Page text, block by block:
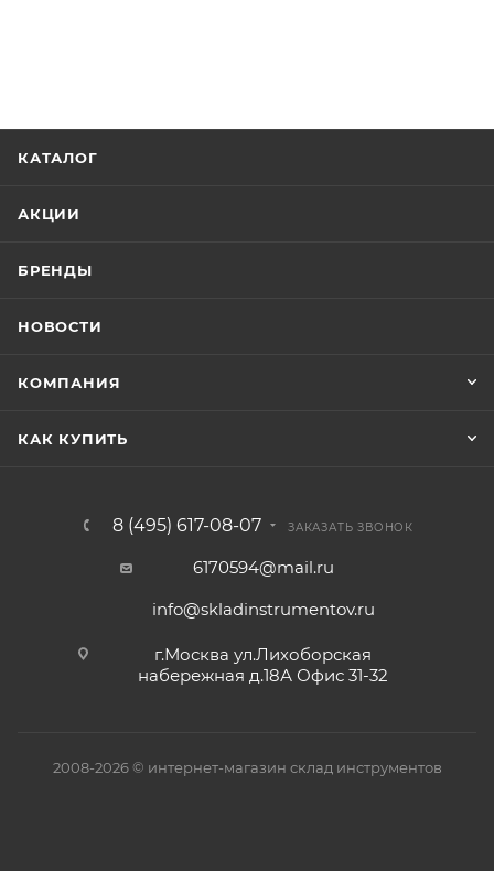
КАТАЛОГ
АКЦИИ
БРЕНДЫ
НОВОСТИ
КОМПАНИЯ
КАК КУПИТЬ
8 (495) 617-08-07 ЗАКАЗАТЬ ЗВОНОК
6170594@mail.ru
info@skladinstrumentov.ru
г.Москва ул.Лихоборская
набережная д.18А Офис 31-32
2008-2026 © интернет-магазин склад инструментов